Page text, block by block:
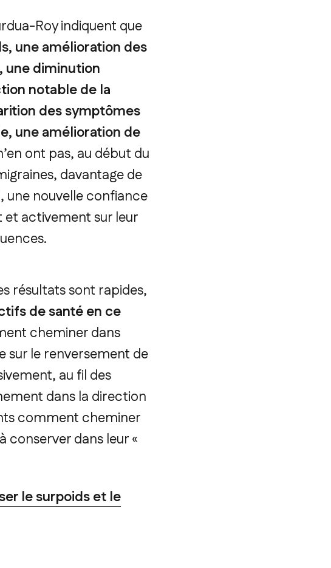
Roy indiquent que
une amélioration des
une diminution
notable de la
des symptômes
une amélioration de
ont pas, au début du
davantage de
nouvelle confiance
activement sur leur
résultats sont rapides,
de santé en ce
cheminer dans
le renversement de
au fil des
dans la direction
comment cheminer
conserver dans leur «
le surpoids et le